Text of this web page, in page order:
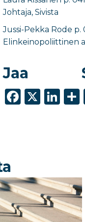
Johtaja, Sivista
Jussi-Pekka Rode p.
Elinkeinopoliittinen
Jaa
F
o
o
k
X Li
n